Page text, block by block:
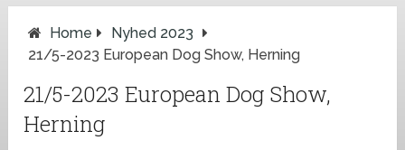
Home
Nyhed 2023
21/5-2023 European Dog Show, Herning
21/5-2023 European Dog Show,
Herning